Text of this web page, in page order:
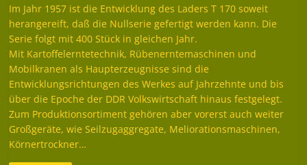
Im Jahr 1957 ist die Entwicklung des Laders T 170 soweit
herangereift, daß die Nullserie gefertigt werden kann. Die
Serie folgt mit 400 Stück in gleichen Jahr.
Mit Kartoffelerntetechnik, Rübenerntemaschinen und
Mobilkranen als Haupterzeugnisse sind die
Entwicklungsrichtungen des Werkes auf Jahrzehnte und bis
über die Epoche der DDR Volkswirtschaft hinaus festgelegt.
Zum Produktionsortiment gehören aber vorerst auch weiter
Großgeräte, wie Seilzugaggregate, Meliorationsmaschinen,
Körnertrockner…